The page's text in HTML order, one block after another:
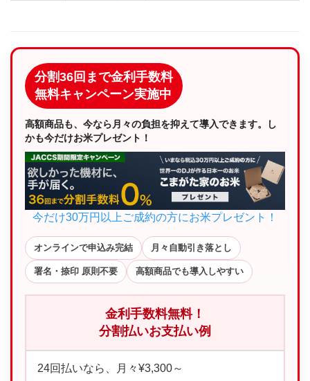
分割36回まで金利手数料
無料キャンペーン実施中
高額商品も、今なら月々の負担を抑えて導入できます。し
かも今だけお米プレゼント！
今だけ30万円以上ご成約の方にお米プレゼント！
オンラインで申込み完結 月々自動引き落とし
署名・捺印 原則不要 高額商品でも導入しやすい
金利手数料無料！
分割払いお支払い例
24回払いなら、月々¥3,300～